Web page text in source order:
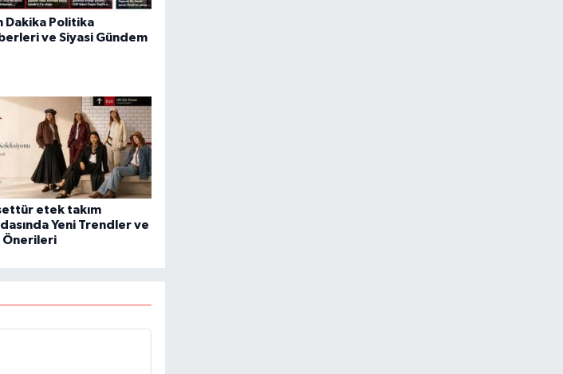
Dakika Politika
ve Siyasi Gündem
etek takım
Yeni Trendler ve
Önerileri